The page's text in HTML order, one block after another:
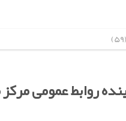
(59)
روابط عمومی